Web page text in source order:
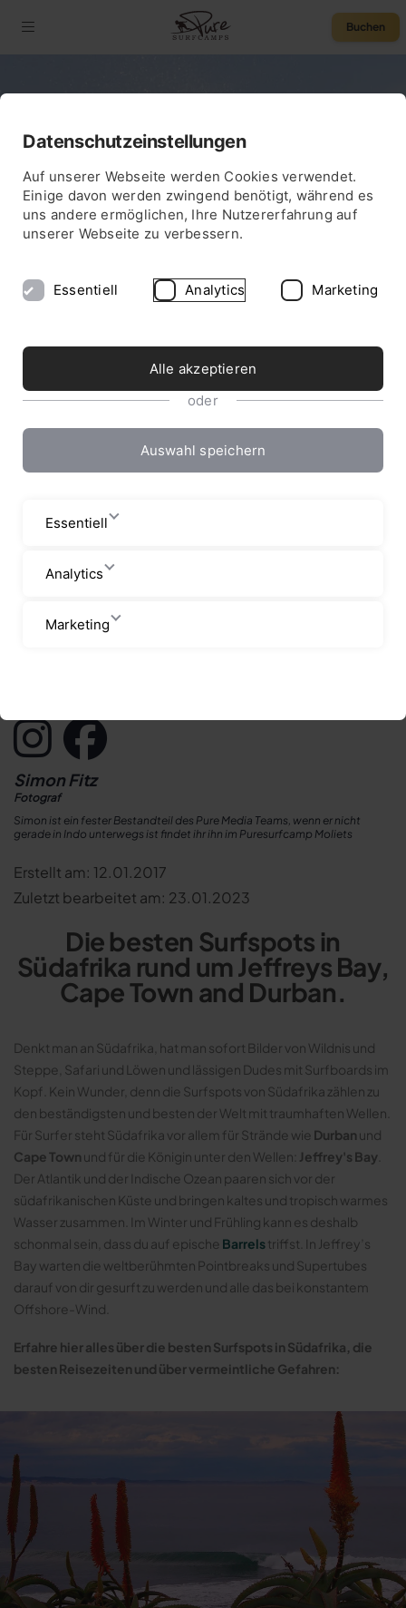
Buchen
Wellenreiten in
Südafrika
Simon Fitz
Fotograf
Simon ist ein fester Bestandteil des Pure Media Teams, wenn er nicht
gerade in Indo unterwegs ist findet ihr ihn im Puresurfcamp Moliets
Erstellt am: 12.01.2017
Zuletzt bearbeitet am: 23.01.2023
Die besten Surfspots in
Südafrika rund um Jeffreys Bay,
Cape Town and Durban.
Denkt man an Südafrika, hat man sofort Bilder von Wildnis und
Steppe, Safari und Löwen und lässigen Dudes mit Surfboards im
Kopf. Kein Wunder, denn die Surfspots von Südafrika zählen zu
den beständigsten und besten der Welt mit traumhaften Wellen.
Für Surfer steht Südafrika vor allem für Strände wie Durban und
Cape Town und für die Königin unter den Wellen: Jeffrey's Bay
Der Atlantik und der Indische Ozean paaren sich vor der
südafrikanischen Küste und bringen kaltes und tropisch warmes
Wasser zusammen. Im Winter und Frühling kann es deshalb
schonmal sein, dass du auf epische Barrelstriffst. In Jeffrey’s
Bay warten die weltberühmten Pointbreaks und Supertubes
darauf von dir gesurft zu werden und alle das bei konstantem
Offshore-Wind.
Erfahre hier alles über die besten Surfspots in Südafrika, die
besten Reisezeiten und über vermeintliche Gefahren:
Datenschutzeinstellungen
Auf unserer Webseite werden Cookies verwendet.
Einige davon werden zwingend benötigt, während es
uns andere ermöglichen, Ihre Nutzererfahrung auf
unserer Webseite zu verbessern.
Essentiell Analytics Marketing
Alle akzeptieren
oder
Auswahl speichern
Essentiell
Analytics
Marketing